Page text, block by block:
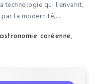
qui l’envahit,
la modernité,…
coréenne,